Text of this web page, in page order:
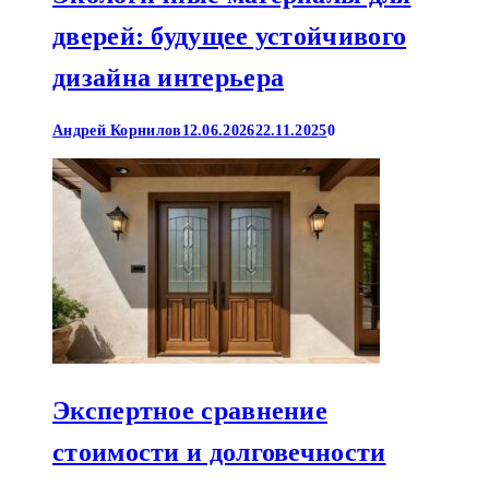
дверей: будущее устойчивого
дизайна интерьера
Андрей Корнилов 12.06.202622.11.20250
Экспертное сравнение
стоимости и долговечности